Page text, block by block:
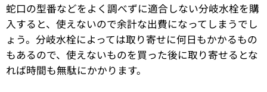
蛇口の型番などをよく調べずに適合しない分岐水栓を購
入すると、使えないので余計な出費になってしまうでし
ょう。分岐水栓によっては取り寄せに何日もかかるもの
もあるので、使えないものを買った後に取り寄せるとな
れば時間も無駄にかかります。